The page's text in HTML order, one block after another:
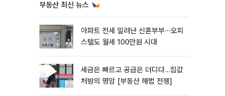
부동산 최신 뉴스
아파트 전세 밀려난 신혼부부⋯오피
스텔도 월세 100만원 시대
세금은 빠르고 공급은 더디다…집값
처방의 명암 [부동산 해법 전쟁]